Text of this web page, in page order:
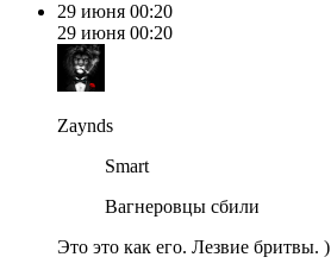
29 июня 00:20
29 июня 00:20
Zaynds
Smart
Вагнеровцы сбили
Это это как его. Лезвие бритвы. )